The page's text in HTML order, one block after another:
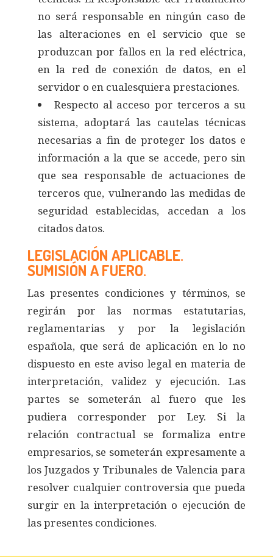
no será responsable en ningún caso de
las alteraciones en el servicio que se
produzcan por fallos en la red eléctrica,
en la red de conexión de datos, en el
servidor o en cualesquiera prestaciones.
Respecto al acceso por terceros a su
sistema, adoptará las cautelas técnicas
necesarias a fin de proteger los datos e
información a la que se accede, pero sin
que sea responsable de actuaciones de
terceros que, vulnerando las medidas de
seguridad establecidas, accedan a los
citados datos.
LEGISLACIÓN APLICABLE.
SUMISIÓN A FUERO.
Las presentes condiciones y términos, se
regirán por las normas estatutarias,
reglamentarias y por la legislación
española, que será de aplicación en lo no
dispuesto en este aviso legal en materia de
interpretación, validez y ejecución. Las
partes se someterán al fuero que les
pudiera corresponder por Ley. Si la
relación contractual se formaliza entre
empresarios, se someterán expresamente a
los Juzgados y Tribunales de Valencia para
resolver cualquier controversia que pueda
surgir en la interpretación o ejecución de
las presentes condiciones.